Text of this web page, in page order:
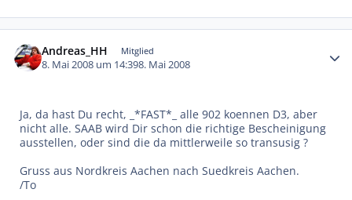
Andreas_HH Mitglied
8. Mai 2008 um 14:398. Mai 2008
Ja, da hast Du recht, _*FAST*_ alle 902 koennen D3, aber
nicht alle. SAAB wird Dir schon die richtige Bescheinigung
ausstellen, oder sind die da mittlerweile so transusig ?
Gruss aus Nordkreis Aachen nach Suedkreis Aachen.
/To